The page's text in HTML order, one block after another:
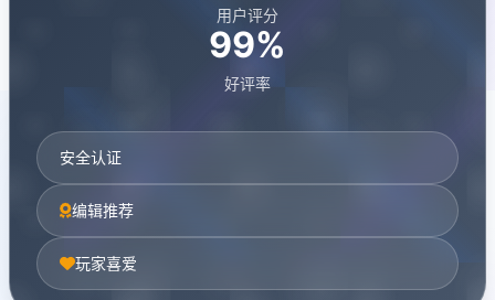
用户评分
99%
好评率
安全认证
编辑推荐
玩家喜爱